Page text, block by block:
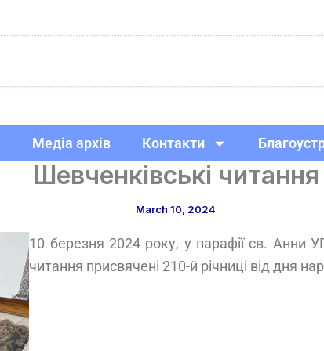
Медіа архів Контакти
Шевченківські читання
March 10, 2024
10 березня 2024 року, у парафії св. Анни
читання присвячені 210-й річниці від дня